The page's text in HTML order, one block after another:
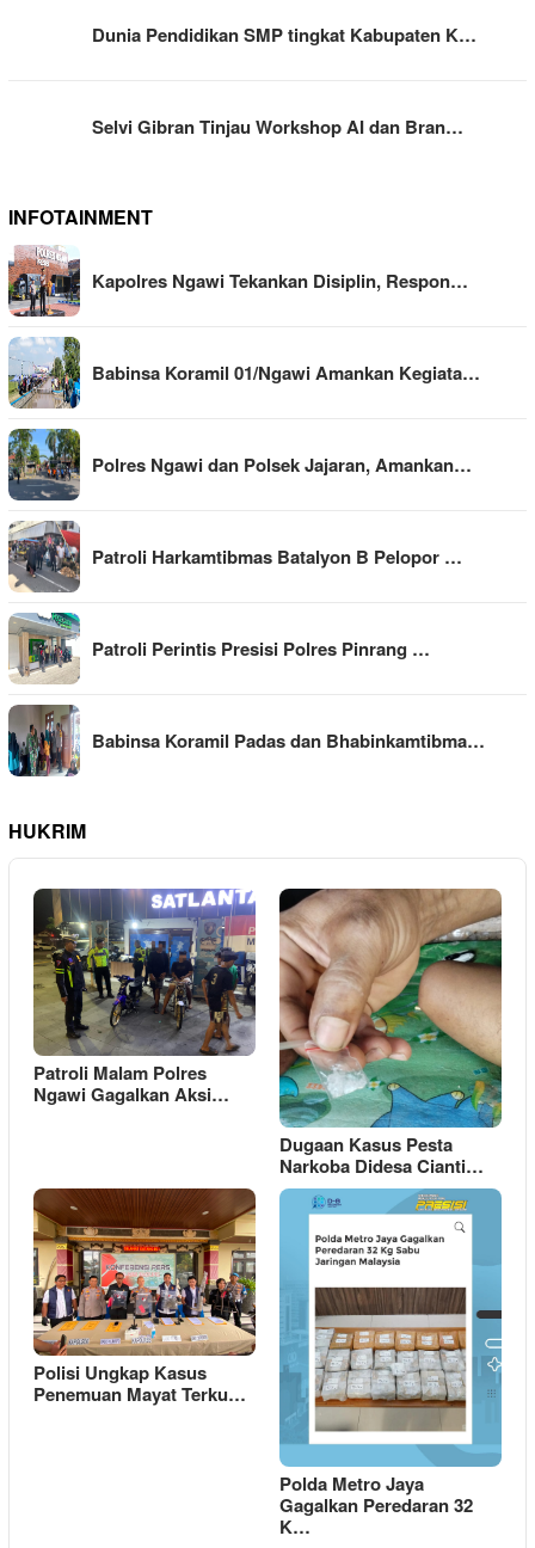
Dunia Pendidikan SMP tingkat Kabupaten K…
Selvi Gibran Tinjau Workshop AI dan Bran…
INFOTAINMENT
Kapolres Ngawi Tekankan Disiplin, Respon…
Babinsa Koramil 01/Ngawi Amankan Kegiata…
Polres Ngawi dan Polsek Jajaran, Amankan…
Patroli Harkamtibmas Batalyon B Pelopor …
Patroli Perintis Presisi Polres Pinrang …
Babinsa Koramil Padas dan Bhabinkamtibma…
HUKRIM
Patroli Malam Polres
Ngawi Gagalkan Aksi…
Dugaan Kasus Pesta
Narkoba Didesa Cianti…
Polisi Ungkap Kasus
Penemuan Mayat Terku…
Polda Metro Jaya
Gagalkan Peredaran 32
K…